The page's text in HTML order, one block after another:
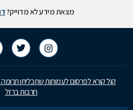
מצאת מידע לא מדוייק?
קול קורא לפרסום לעמותות שתכליתן
חרבות ברזל